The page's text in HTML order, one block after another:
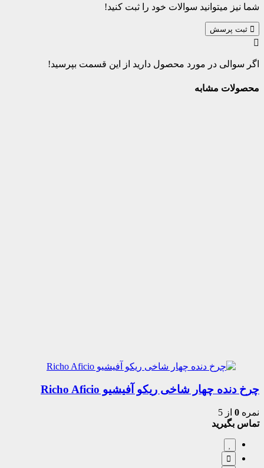
شما نیز میتوانید سوالات خود را ثبت کنید!
اگر سوالی در مورد محصول دارید از این قسمت بپرسید!
محصولات مشابه
چرخ دنده چهار شاخی ریکو آفیشیو Richo Aficio
نمره 0 از 5
تماس بگیرید